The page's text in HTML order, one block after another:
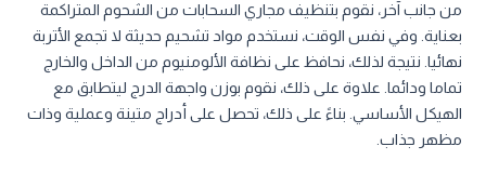
من جانب آخر، نقوم بتنظيف مجاري السحابات من الشحوم المتراكمة
بعناية. وفي نفس الوقت، نستخدم مواد تشحيم حديثة لا تجمع الأتربة
نهائيا. نتيجة لذلك، نحافظ على نظافة الألومنيوم من الداخل والخارج
تماما ودائما. علاوة على ذلك، نقوم بوزن واجهة الدرج ليتطابق مع
الهيكل الأساسي. بناءً على ذلك، تحصل على أدراج متينة وعملية وذات
مظهر جذاب.